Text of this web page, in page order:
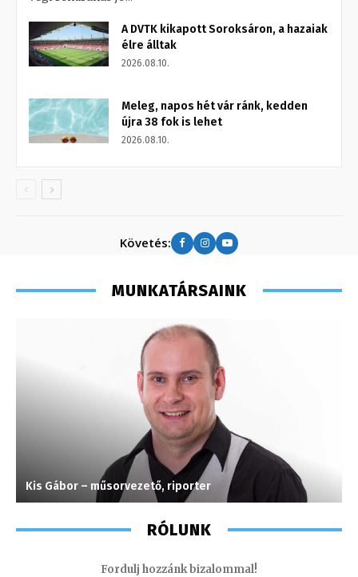
A DVTK kikapott Soroksáron, a hazaiak
élre álltak
2026.08.10.
Meleg, napos hét vár ránk, kedden
újra 38 fok is lehet
2026.08.10.
Követés:
MUNKATÁRSAINK
Kis Gábor – műsorvezető, riporter
RÓLUNK
Fordulj hozzánk bizalommal!